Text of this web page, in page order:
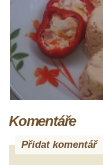
Komentáře
Přidat komentář